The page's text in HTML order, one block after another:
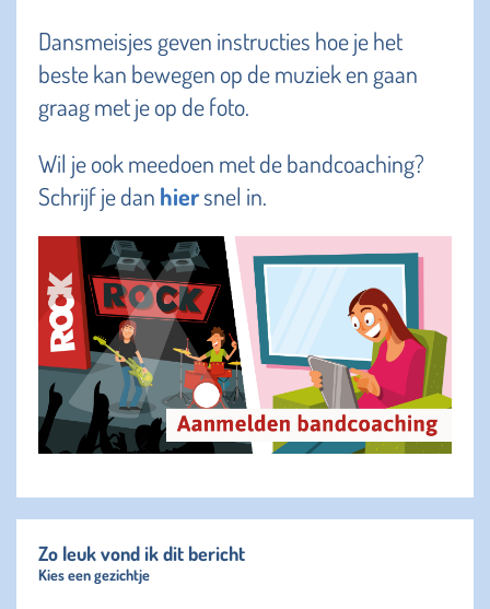
Dansmeisjes geven instructies hoe je het
beste kan bewegen op de muziek en gaan
graag met je op de foto.
Wil je ook meedoen met de bandcoaching?
Schrijf je dan hiersnel in.
Zo leuk vond ik dit bericht
Kies een gezichtje